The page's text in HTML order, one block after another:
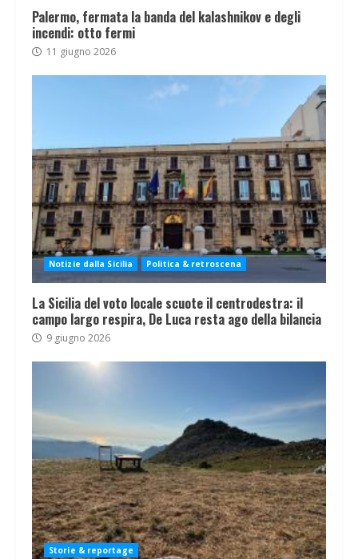
Palermo, fermata la banda del kalashnikov e degli
incendi: otto fermi
11 giugno 2026
Notizie dalla Sicilia Politica & retroscena
La Sicilia del voto locale scuote il centrodestra: il
campo largo respira, De Luca resta ago della bilancia
9 giugno 2026
Storie & reportage